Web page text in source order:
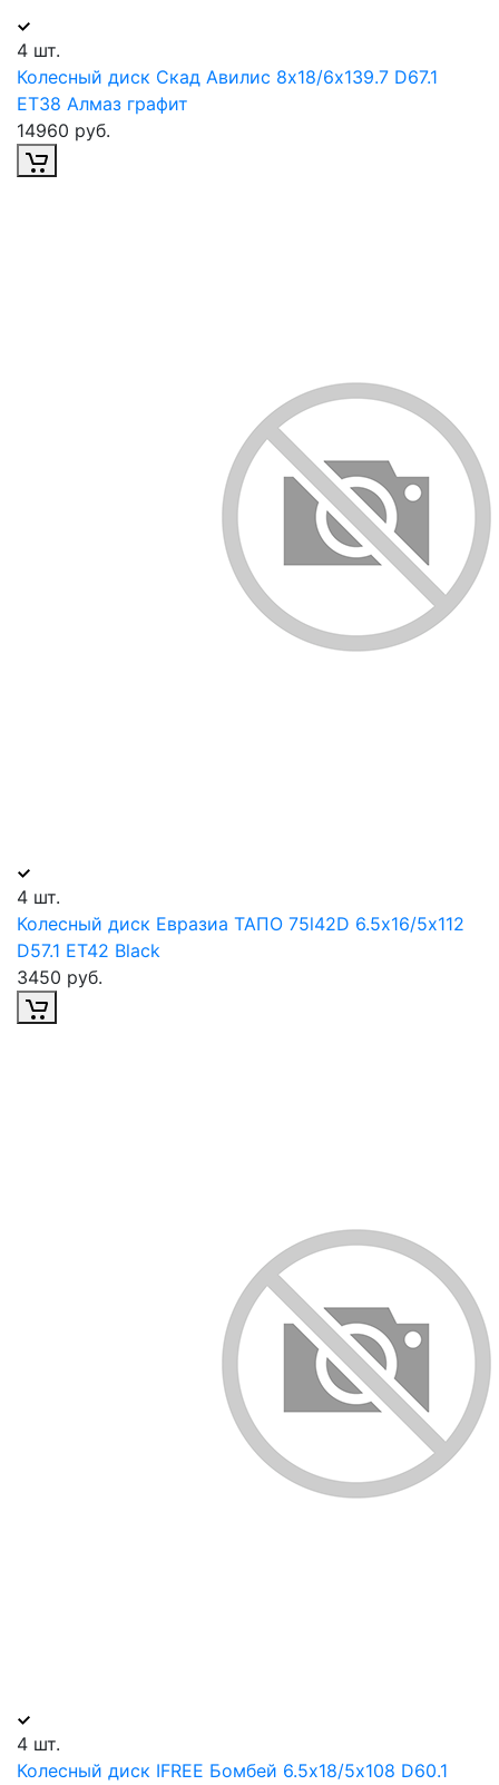
4 шт.
Колесный диск Скад Авилис 8х18/6х139.7 D67.1
ET38 Алмаз графит
14960 руб.
4 шт.
Колесный диск Евразиа ТАПО 75l42D 6.5х16/5х112
D57.1 ET42 Black
3450 руб.
4 шт.
Колесный диск IFREE Бомбей 6.5х18/5х108 D60.1